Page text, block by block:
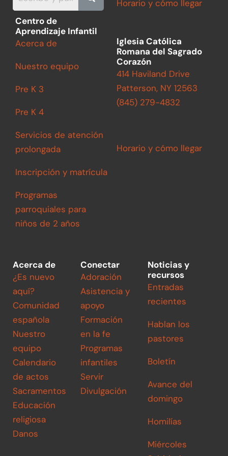
k a
Centro de
Aprendizaje Infantil
Acerca de
Nuestro equipo
Pre K 3
Pre K 4
Servicios de atención
prolongada
Inscripción y matrícula
Programas
parroquiales para
niños de 2 años
Horario y cómo llegar
Iglesia Católica
Romana del Sagrado
Corazón
414 Haviland Drive
Patterson, NY 12563
(845) 279-4832
Horario y cómo llegar
Acerca de
¿Es nuevo
aquí?
Comunidad
española
Nuestro
equipo
Calendario
de actos
Sacramentos
Educación
religiosa
Danos
Conectar
Adoración
Asistencia y
apoyo
Formación
en la fe
Programas
infantiles
Servir
Divulgación
Noticias y
recursos
Entradas
recientes
Hablan los
pastores
Boletín
Avance del
domingo
Homilías
Miércoles